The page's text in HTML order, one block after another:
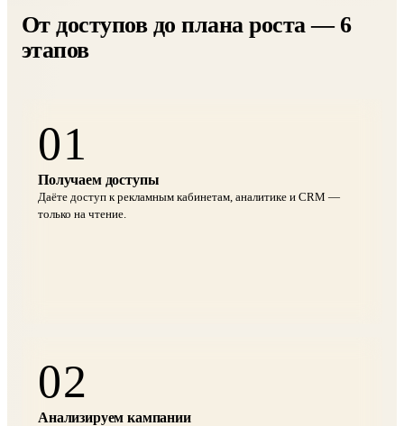
От доступов до плана роста — 6
этапов
01
Получаем доступы
Даёте доступ к рекламным кабинетам, аналитике и CRM —
только на чтение.
02
Анализируем кампании